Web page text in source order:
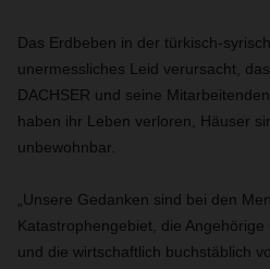
Das Erdbeben in der türkisch-
unermessliches Leid verursacht,
DACHSER und seine
haben ihr Leben verloren, Häuser
unbewohnbar.
„Unsere Gedanken sind bei den
Katastrophengebiet, die
und die wirtschaftlich buchstäblich